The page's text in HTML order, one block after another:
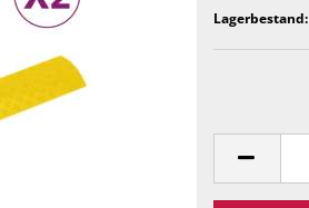
Lagerbestand: